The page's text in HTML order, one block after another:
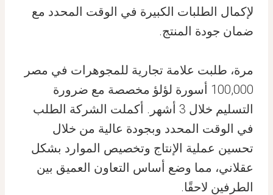
لإكمال الطلبات الكبيرة في الوقت المحدد مع
ضمان جودة المنتج.
مرة، طلبت علامة تجارية للمجوهرات في مصر
100,000 أسورة لؤلؤ مخصصة مع ضرورة
التسليم خلال 3 أشهر. أكملت الشركة الطلب
في الوقت المحدد وبجودة عالية من خلال
تحسين عملية الإنتاج وتخصيص الموارد بشكل
عقلاني، مما وضع أساس التعاون العميق بين
الطرفين لاحقًا.